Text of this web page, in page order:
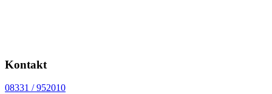
Kontakt
08331 / 952010